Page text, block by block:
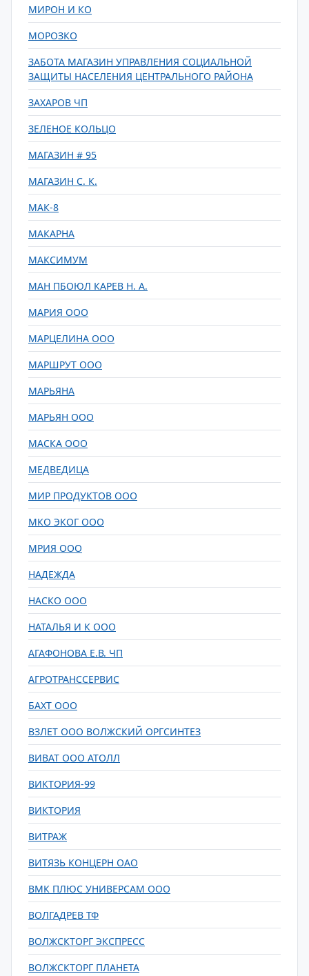
МИРОН И КО
МОРОЗКО
ЗАБОТА МАГАЗИН УПРАВЛЕНИЯ СОЦИАЛЬНОЙ
ЗАЩИТЫ НАСЕЛЕНИЯ ЦЕНТРАЛЬНОГО РАЙОНА
ЗАХАРОВ ЧП
ЗЕЛЕНОЕ КОЛЬЦО
МАГАЗИН # 95
МАГАЗИН С. К.
МАК-8
МАКАРНА
МАКСИМУМ
МАН ПБОЮЛ КАРЕВ Н. А.
МАРИЯ ООО
МАРЦЕЛИНА ООО
МАРШРУТ ООО
МАРЬЯНА
МАРЬЯН ООО
МАСКА ООО
МЕДВЕДИЦА
МИР ПРОДУКТОВ ООО
МКО ЭКОГ ООО
МРИЯ ООО
НАДЕЖДА
НАСКО ООО
НАТАЛЬЯ И К ООО
АГАФОНОВА Е.В. ЧП
АГРОТРАНССЕРВИС
БАХТ ООО
ВЗЛЕТ ООО ВОЛЖСКИЙ ОРГСИНТЕЗ
ВИВАТ ООО АТОЛЛ
ВИКТОРИЯ-99
ВИКТОРИЯ
ВИТРАЖ
ВИТЯЗЬ КОНЦЕРН ОАО
ВМК ПЛЮС УНИВЕРСАМ ООО
ВОЛГАДРЕВ ТФ
ВОЛЖСКТОРГ ЭКСПРЕСС
ВОЛЖСКТОРГ ПЛАНЕТА